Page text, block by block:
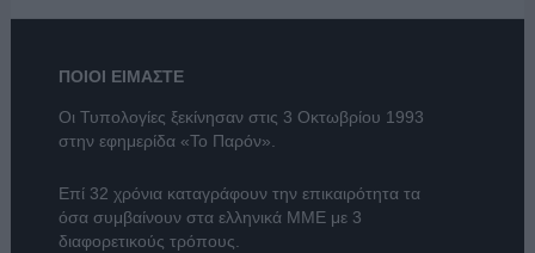
ΠΟΙΟΙ ΕΙΜΑΣΤΕ
Οι Τυπολογίες ξεκίνησαν στις 3 Οκτωβρίου 1993
στην εφημερίδα «Το Παρόν».
Επί 32 χρόνια καταγράφουν την επικαιρότητα τα
όσα συμβαίνουν στα ελληνικά ΜΜΕ με 3
διαφορετικούς τρόπους.